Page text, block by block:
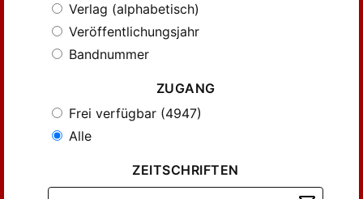
Verlag (alphabetisch)
Veröffentlichungsjahr
Bandnummer
ZUGANG
Frei verfügbar (4947)
Alle
ZEITSCHRIFTEN